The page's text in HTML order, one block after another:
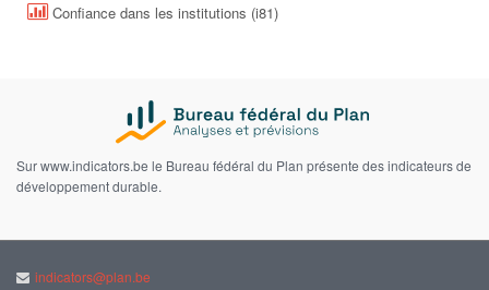
Confiance dans les institutions (i81)
Sur www.indicators.be le Bureau fédéral du Plan présente des indicateurs de
développement durable.
indicators@plan.be